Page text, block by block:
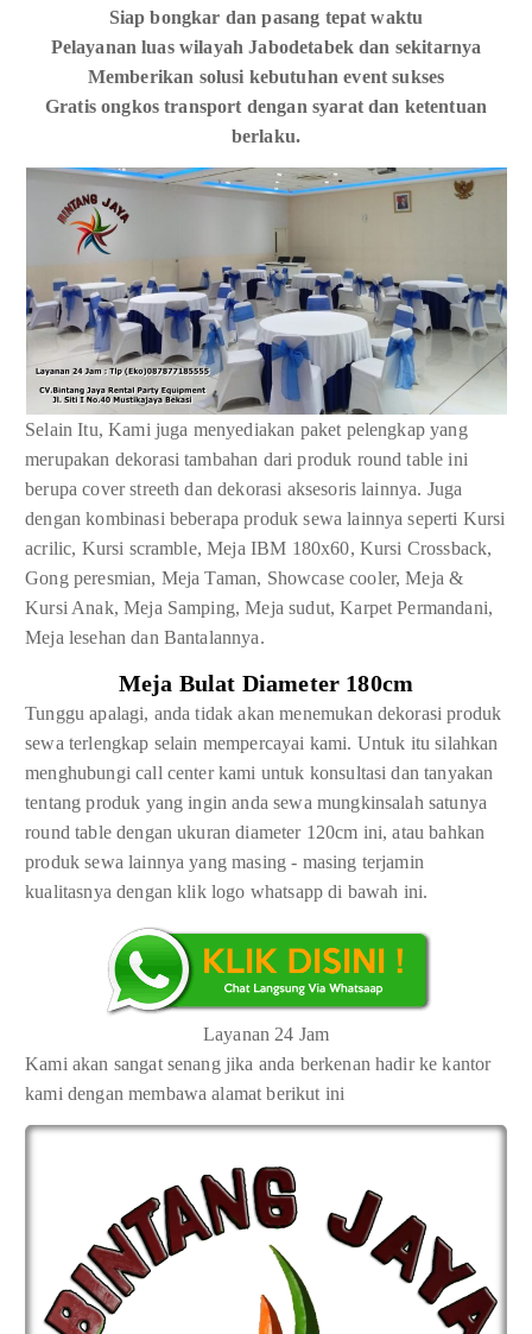
Siap bongkar dan pasang tepat waktu
Pelayanan luas wilayah Jabodetabek dan sekitarnya
Memberikan solusi kebutuhan event sukses
Gratis ongkos transport dengan syarat dan ketentuan
berlaku.
Selain Itu, Kami juga menyediakan paket pelengkap yang
merupakan dekorasi tambahan dari produk round table ini
berupa cover streeth dan dekorasi aksesoris lainnya. Juga
dengan kombinasi beberapa produk sewa lainnya seperti Kursi
acrilic, Kursi scramble, Meja IBM 180x60, Kursi Crossback,
Gong peresmian, Meja Taman, Showcase cooler, Meja &
Kursi Anak, Meja Samping, Meja sudut, Karpet Permandani,
Meja lesehan dan Bantalannya.
Meja Bulat Diameter 180cm
Tunggu apalagi, anda tidak akan menemukan dekorasi produk
sewa terlengkap selain mempercayai kami. Untuk itu silahkan
menghubungi call center kami untuk konsultasi dan tanyakan
tentang produk yang ingin anda sewa mungkinsalah satunya
round table dengan ukuran diameter 120cm ini, atau bahkan
produk sewa lainnya yang masing - masing terjamin
kualitasnya dengan klik logo whatsapp di bawah ini.
Layanan 24 Jam
Kami akan sangat senang jika anda berkenan hadir ke kantor
kami dengan membawa alamat berikut ini